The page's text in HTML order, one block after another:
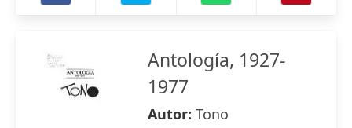
Antología, 1927-
1977
Autor: Tono